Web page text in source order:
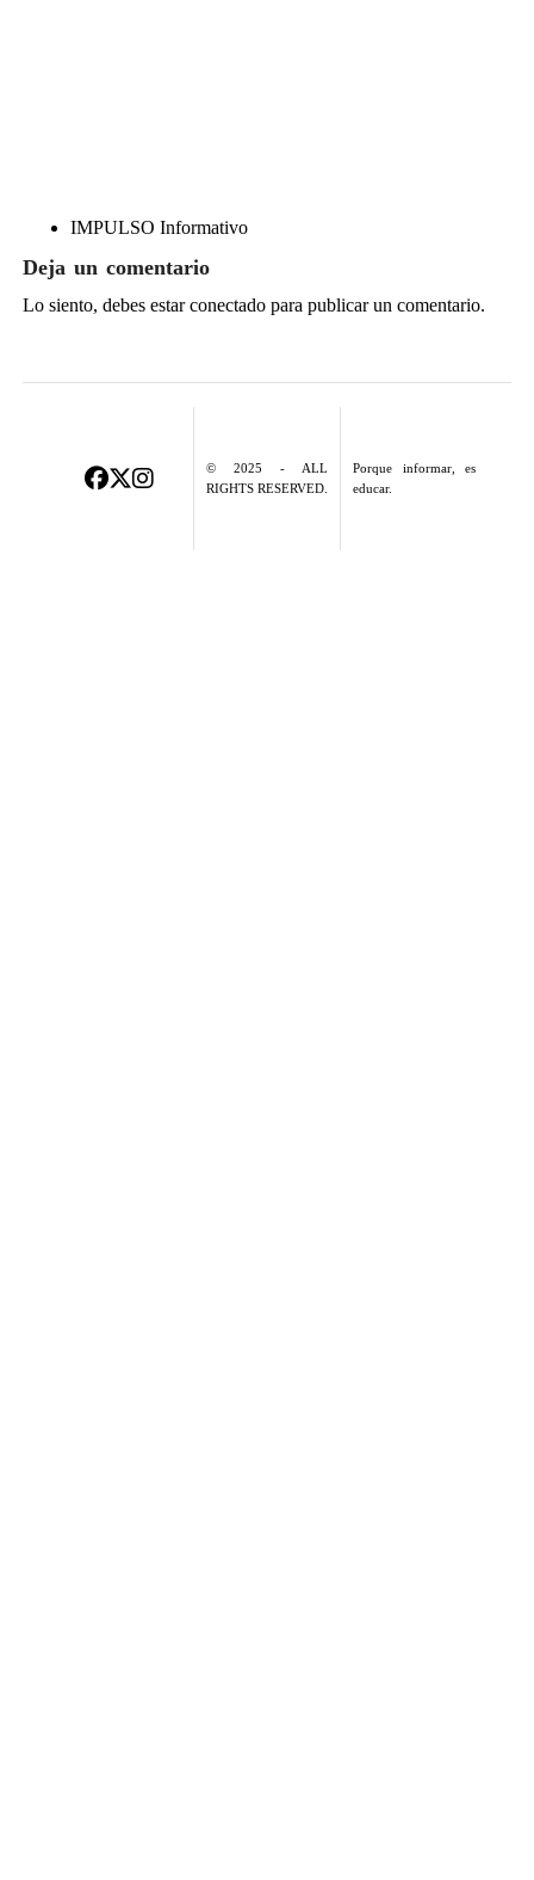
IMPULSO Informativo
Deja un comentario
Lo siento, debes estarconectadopara publicar un comentario.
© 2025 - ALL
RIGHTS RESERVED.
Porque informar, es
educar.